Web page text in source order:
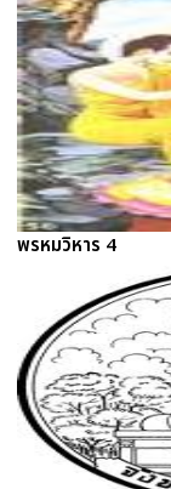
พรหมวิหาร 4